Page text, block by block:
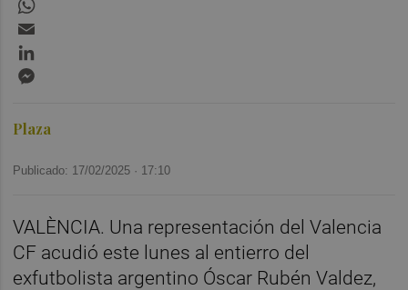
Plaza
Publicado: 17/02/2025 · 17:10
VALÈNCIA. Una representación del Valencia
CF acudió este lunes al entierro del
exfutbolista argentino Óscar Rubén Valdez,